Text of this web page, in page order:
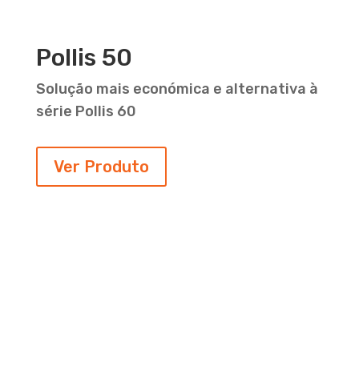
Pollis 50
Solução mais económica e alternativa à
série Pollis 60
Ver Produto